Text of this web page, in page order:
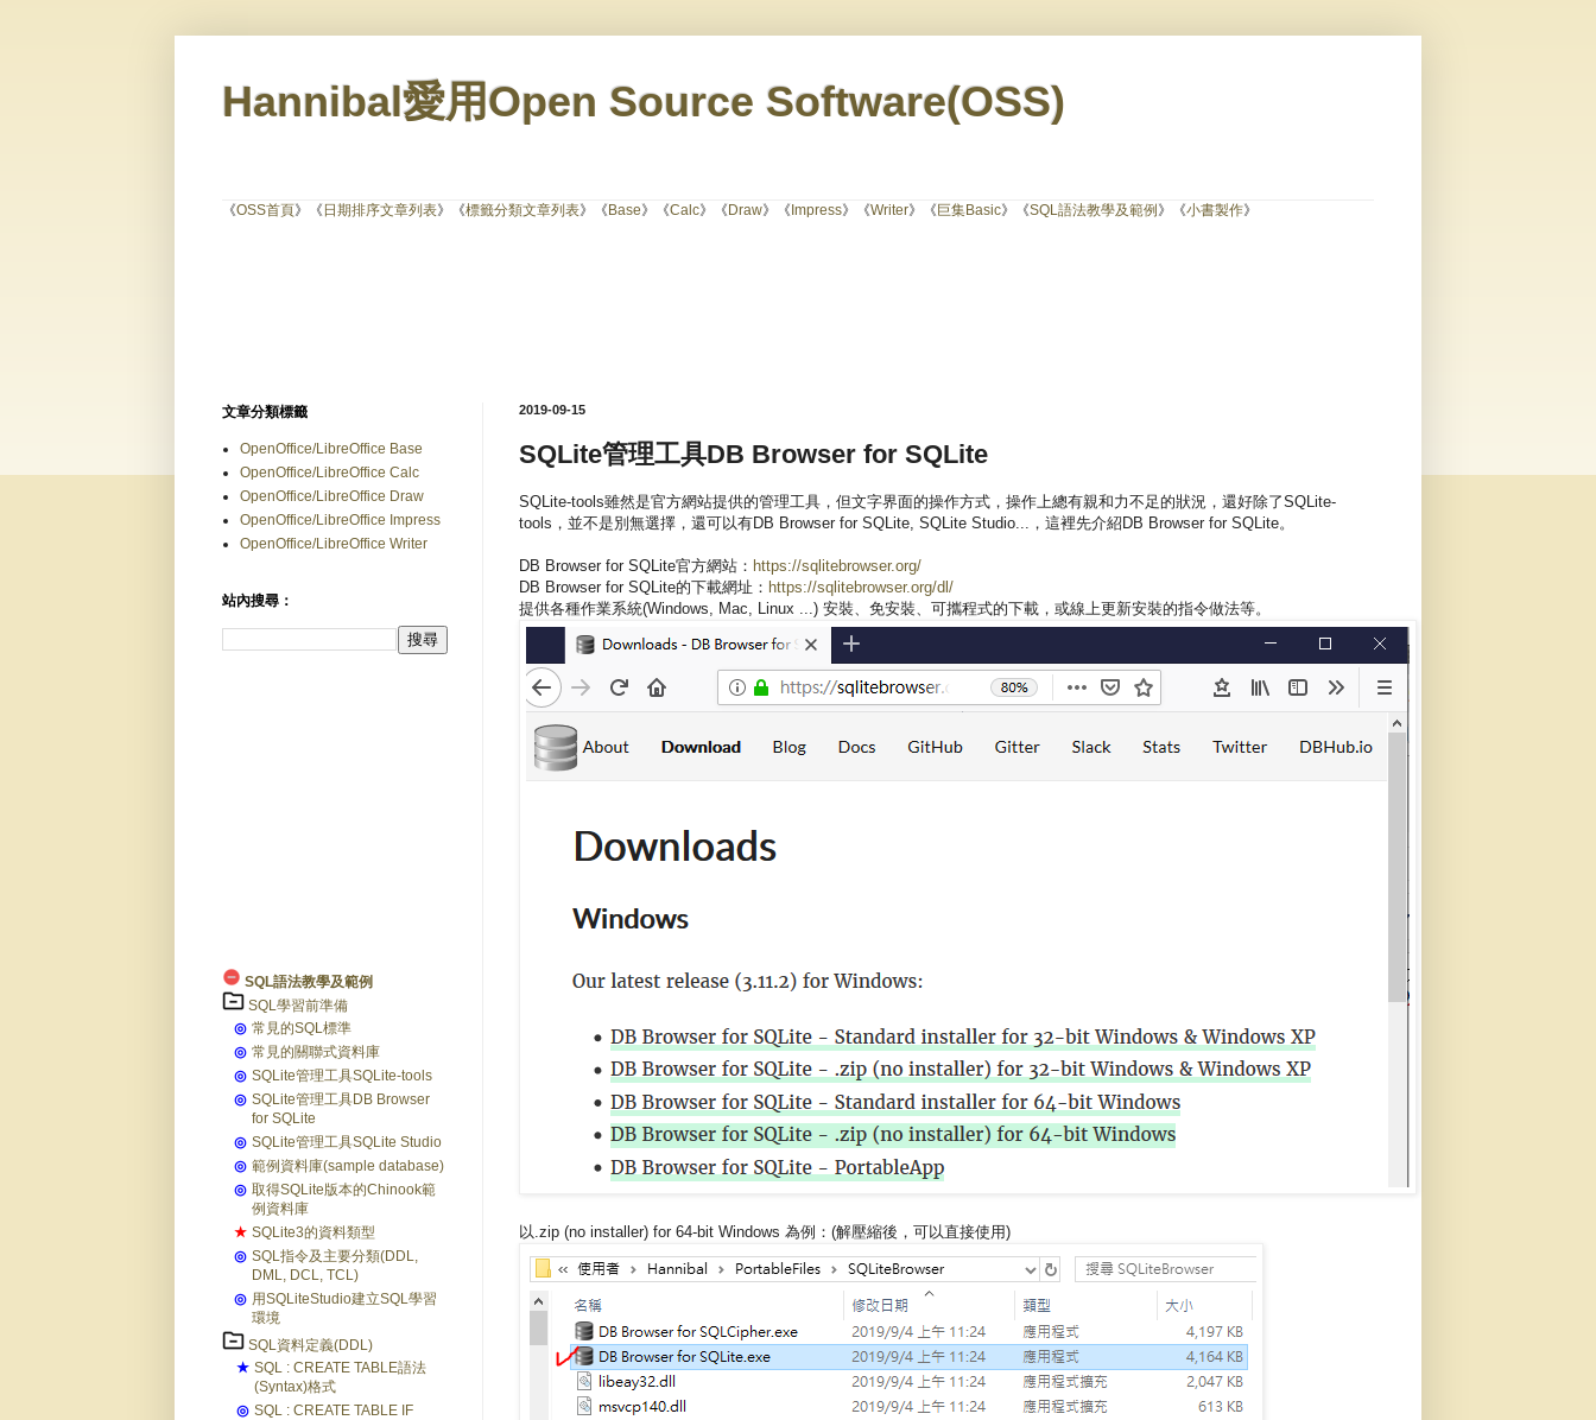
Hannibal愛用Open Source Software(OSS)
《OSS首頁》《 日期排序文章列表》《標籤分類文章列表》《 Base》《Calc》《 Draw》《 Impress》《Writer》《 巨集Basic》《SQL語法教學及範例 》《小書製作》
2019-09-15
SQLite管理工具DB Browser for SQLite
SQLite-tools雖然是官方網站提供的管理工具，但文字界面的操作方式，操作上總有親和力不足的狀況，還好除了SQLite-
tools，並不是別無選擇，還可以有DB Browser for SQLite, SQLite Studio...，這裡先介紹DB Browser for SQLite。
DB Browser for SQLite官方網站： https://sqlitebrowser.org/
DB Browser for SQLite的下載網址： https://sqlitebrowser.org/dl/
提供各種作業系統(Windows, Mac, Linux ...) 安裝、免安裝、可攜程式的下載，或線上更新安裝的指令做法等。
以.zip (no installer) for 64-bit Windows 為例：(解壓縮後，可以直接使用)
文章分類標籤
OpenOffice/LibreOffice Base
OpenOffice/LibreOffice Calc
OpenOffice/LibreOffice Draw
OpenOffice/LibreOffice Impress
OpenOffice/LibreOffice Writer
站內搜尋：
SQL語法教學及範例
SQL學習前準備
◎ 常見的SQL標準
◎ 常見的關聯式資料庫
◎ SQLite管理工具SQLite-tools
◎ SQLite管理工具DB Browser
for SQLite
◎ SQLite管理工具SQLite Studio
◎ 範例資料庫(sample database)
◎ 取得SQLite版本的Chinook範
例資料庫
★ SQLite3的資料類型
◎ SQL指令及主要分類(DDL,
DML, DCL, TCL)
◎ 用SQLiteStudio建立SQL學習
環境
SQL資料定義(DDL)
★ SQL : CREATE TABLE語法
(Syntax)格式
◎ SQL : CREATE TABLE IF